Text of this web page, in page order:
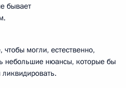
бывает
могли, естественно,
небольшие нюансы, которые бы